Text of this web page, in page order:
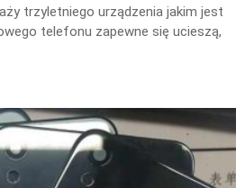
trzyletniego urządzenia jakim jest
telefonu zapewne się ucieszą,